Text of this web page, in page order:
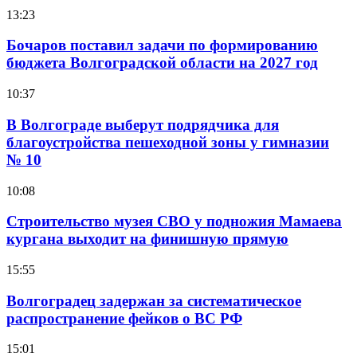
13:23
Бочаров поставил задачи по формированию
бюджета Волгоградской области на 2027 год
10:37
В Волгограде выберут подрядчика для
благоустройства пешеходной зоны у гимназии
№ 10
10:08
Строительство музея СВО у подножия Мамаева
кургана выходит на финишную прямую
15:55
Волгоградец задержан за систематическое
распространение фейков о ВС РФ
15:01